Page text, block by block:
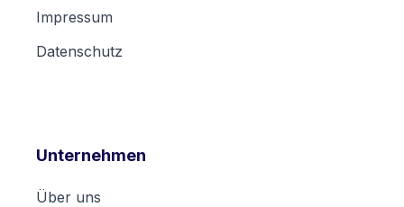
Impressum
Datenschutz
Unternehmen
Über uns